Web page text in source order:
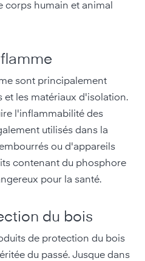
corps humain et animal
sont principalement
et les matériaux d'isolation.
l'inflammabilité des
utilisés dans la
ou d'appareils
contenant du phosphore
pour la santé.
du bois
de protection du bois
du passé. Jusque dans